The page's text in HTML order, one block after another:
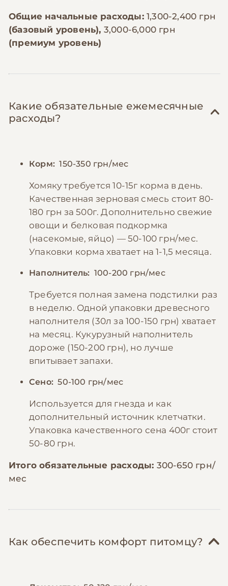
Общие начальные расходы: 1,300-2,400 грн
(базовый уровень), 3,000-6,000 грн
(премиум уровень)
Какие обязательные ежемесячные
расходы?
Корм: 150-350 грн/мес
Хомяку требуется 10-15г корма в день.
Качественная зерновая смесь стоит 80-
180 грн за 500г. Дополнительно свежие
овощи и белковая подкормка
(насекомые, яйцо) — 50-100 грн/мес.
Упаковки корма хватает на 1-1,5 месяца.
Наполнитель: 100-200 грн/мес
Требуется полная замена подстилки раз
в неделю. Одной упаковки древесного
наполнителя (30л за 100-150 грн) хватает
на месяц. Кукурузный наполнитель
дороже (150-200 грн), но лучше
впитывает запахи.
Сено: 50-100 грн/мес
Используется для гнезда и как
дополнительный источник клетчатки.
Упаковка качественного сена 400г стоит
50-80 грн.
Итого обязательные расходы: 300-650 грн/
мес
Как обеспечить комфорт питомцу?